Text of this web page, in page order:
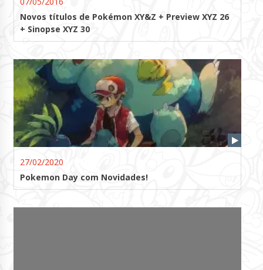
Novos títulos de Pokémon XY&Z + Preview XYZ 26
+ Sinopse XYZ 30
27/02/2020
Pokemon Day com Novidades!